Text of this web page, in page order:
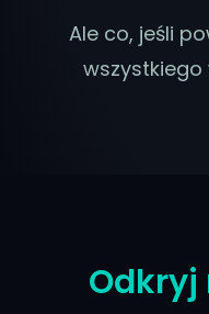
Ale co, jeśli
Odkryj